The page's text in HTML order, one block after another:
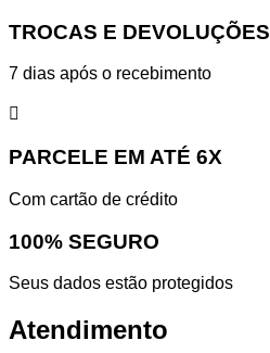
TROCAS E DEVOLUÇÕES
7 dias após o recebimento
PARCELE EM ATÉ 6X
Com cartão de crédito
100% SEGURO
Seus dados estão protegidos
Atendimento